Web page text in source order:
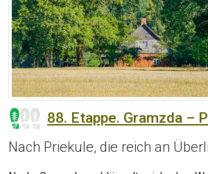
88. Etappe. Gramzda –
Nach Priekule, die reich an